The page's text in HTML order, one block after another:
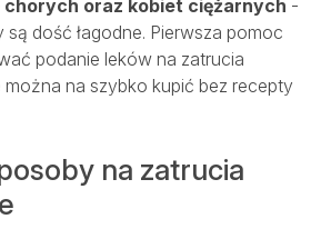
chorych oraz kobiet ciężarnych -
dość łagodne. Pierwsza pomoc
podanie leków na zatrucia
na szybko kupić bez recepty
na zatrucia